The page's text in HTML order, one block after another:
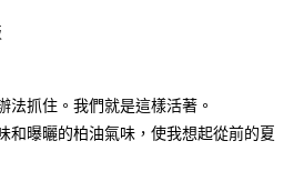
以上)免運費
以上)免運費
以上)免運費
法抓住。我們就是這樣活著。
和曝曬的柏油氣味，使我想起從前的夏